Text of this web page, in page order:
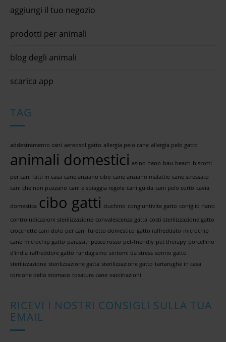
aggiungi il tuo negozio
prodotti per animali
blog degli animali
scarica app
TAG
addestramento cani aereosol gatto allergia pelo cane allergia pelo gatto
animali domestici asino nano bau-beach biscotti
per cani fatti in casa cane anziano cibo cane anziano malattie cane stressato
cani che non puzzano cani e spiaggia regole cani guida cani pelo corto cavia
domestica cibo gatti ciuchino congiuntivite gatto coniglio nano
controindicazioni sterilizzazione convalescenza gatta costi sterilizzazione gatto
crocchette cani dolci per cani furetto domestico gatto raffreddato microchip
cane microchip gatto parassiti pesce rosso pet-friendly pet therapy porcellino
d'india raffreddore gatto randagismo sintomi da stress sonno gatto
sterilizzazione sterilizzazione gatta sterilizzazione gatto tartarughe in casa
torsione dello stomaco tosatura cane vaccinazioni
RICEVI I NOSTRI CONSIGLI SULLA TUA
EMAIL